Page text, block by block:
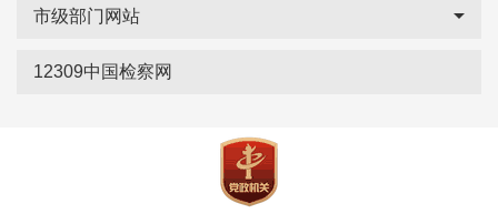
市级部门网站
12309中国检察网